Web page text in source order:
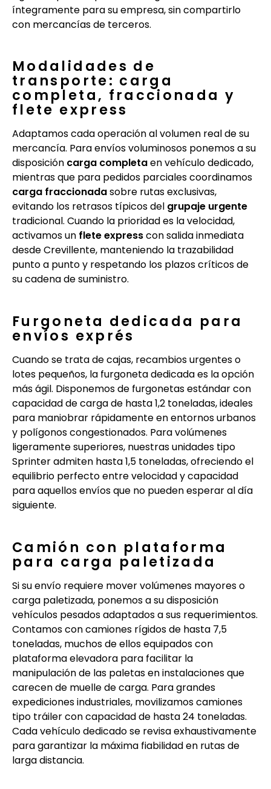
íntegramente para su empresa, sin compartirlo
con mercancías de terceros.
Modalidades de
transporte: carga
completa, fraccionada y
flete express
Adaptamos cada operación al volumen real de su
mercancía. Para envíos voluminosos ponemos a su
disposición carga completaen vehículo dedicado,
mientras que para pedidos parciales coordinamos
carga fraccionadasobre rutas exclusivas,
evitando los retrasos típicos del grupaje urgente
tradicional. Cuando la prioridad es la velocidad,
activamos un flete expresscon salida inmediata
desde Crevillente, manteniendo la trazabilidad
punto a punto y respetando los plazos críticos de
su cadena de suministro.
Furgoneta dedicada para
envíos exprés
Cuando se trata de cajas, recambios urgentes o
lotes pequeños, la furgoneta dedicada es la opción
más ágil. Disponemos de furgonetas estándar con
capacidad de carga de hasta 1,2 toneladas, ideales
para maniobrar rápidamente en entornos urbanos
y polígonos congestionados. Para volúmenes
ligeramente superiores, nuestras unidades tipo
Sprinter admiten hasta 1,5 toneladas, ofreciendo el
equilibrio perfecto entre velocidad y capacidad
para aquellos envíos que no pueden esperar al día
siguiente.
Camión con plataforma
para carga paletizada
Si su envío requiere mover volúmenes mayores o
carga paletizada, ponemos a su disposición
vehículos pesados adaptados a sus requerimientos.
Contamos con camiones rígidos de hasta 7,5
toneladas, muchos de ellos equipados con
plataforma elevadora para facilitar la
manipulación de las paletas en instalaciones que
carecen de muelle de carga. Para grandes
expediciones industriales, movilizamos camiones
tipo tráiler con capacidad de hasta 24 toneladas.
Cada vehículo dedicado se revisa exhaustivamente
para garantizar la máxima fiabilidad en rutas de
larga distancia.